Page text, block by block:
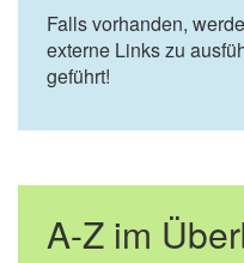
Falls vorhanden,
externe Links zu
geführt!
A-Z im